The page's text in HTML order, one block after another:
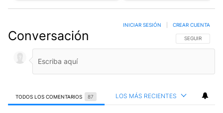
Conversación SIGA ESTA
SEGUIR
INICIAR SESIÓN CREAR CUENTA
TODOS LOS COMENTARIOS 87 LOS MÁS RECIENTES